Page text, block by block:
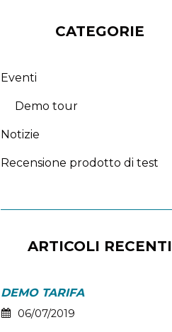
CATEGORIE
Eventi
Demo tour
Notizie
Recensione prodotto di test
ARTICOLI RECENTI
DEMO TARIFA
06/07/2019